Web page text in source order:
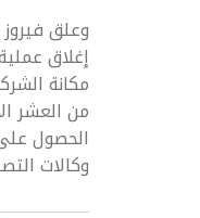
إغلاق
مكانة
من العشر
الحصول
وكالات